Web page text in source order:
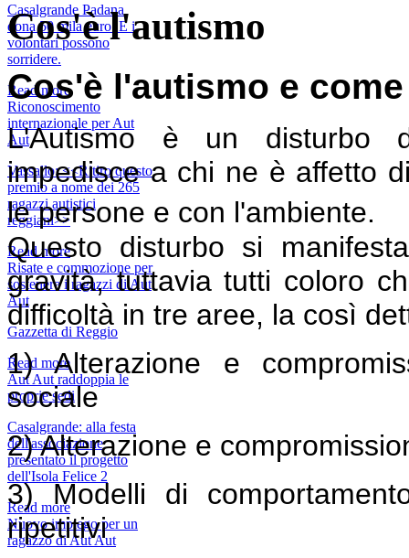
Casalgrande Padana
dona 50 mila euro. E i
volontari possono
sorridere.
Read more
Riconoscimento
internazionale per Aut
Aut
Vassallo: <<Ritiro questo
premio a nome dei 265
ragazzi autistici
reggiani>>
Read more
Risate e commozione per
sostenere i ragazzi di Aut
Aut
Gazzetta di Reggio
Read more
Aut Aut raddoppia le
proprie sedi
Casalgrande: alla festa
dell'associazione
presentato il progetto
dell'Isola Felice 2
Read more
Nuovo impiego per un
ragazzo di Aut Aut
Cos'è l'autismo
Cos'è l'autismo e
L'Autismo è un disturbo
impedisce a chi ne è affetto
le persone e con l'ambiente.
Questo disturbo si
gravità, tuttavia tutti coloro
difficoltà in tre aree, la così
1) Alterazione e
sociale
2) Alterazione e
3) Modelli di
ripetitivi